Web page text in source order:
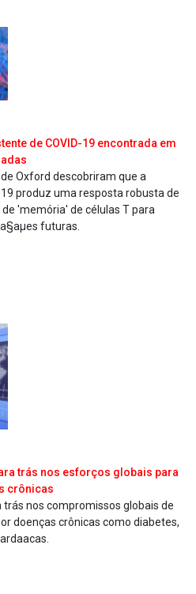
de COVID-19 encontrada em
Oxford descobriram que a
produz uma resposta robusta de
'memória' de células T para
futuras.
trás nos esforços globais para
crônicas
nos compromissos globais de
doenças crônicas como diabetes,